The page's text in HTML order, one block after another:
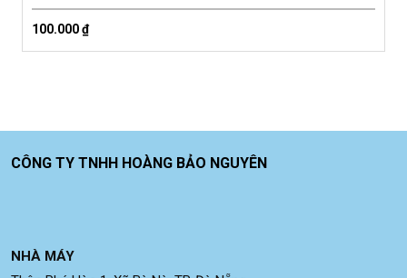
100.000₫
CÔNG TY TNHH HOÀNG BẢO NGUYÊN
NHÀ MÁY